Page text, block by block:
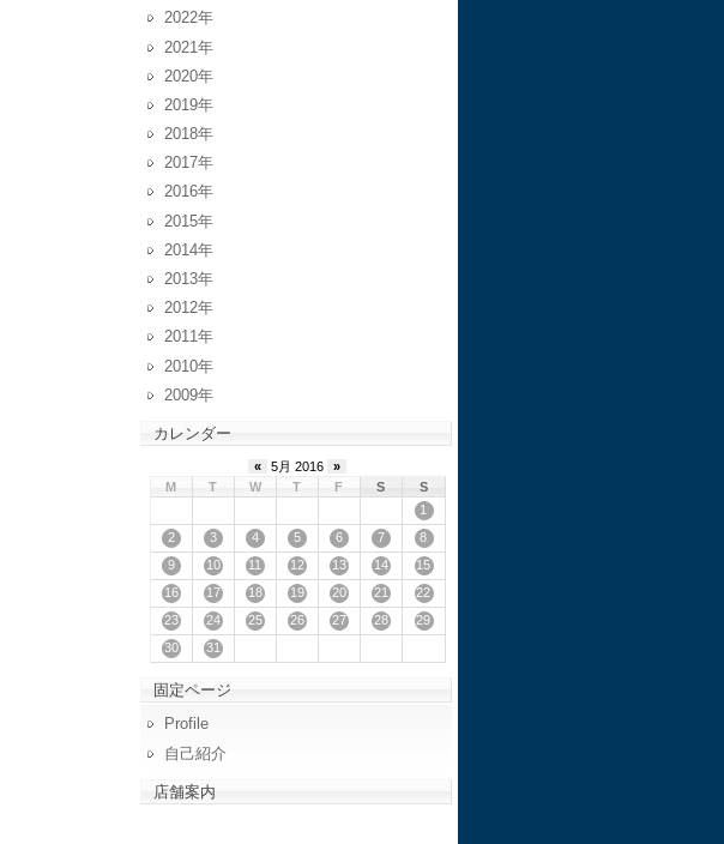
2022
2021
2020
2019
2018
2017
2016
2015
2014
2013
2012
2011
2010
2009
カレンダー
« 5月 2016
»
M
T W T F S
S
1
2
3 4 5 6 7
8
9
10 11 12 13 14
15
16
17 18 19 20 21
22
23
24 25 26 27 28
29
30
31
固定ページ
Profile
自己紹介
店舗案内